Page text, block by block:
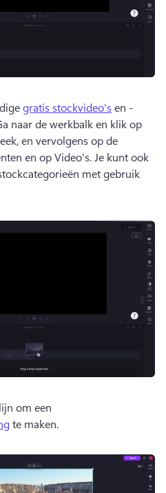
gratis stockvideo's en -
naar de werkbalk en klik op
en vervolgens op de
en op Video's. Je kunt ook
met gebruik
om een
te maken.